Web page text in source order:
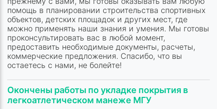
помощь в планировании строительства спортивных
объектов, детских площадок и других мест, где
можно применять наши знания и умения. Мы готовы
проконсультировать вас в любой момент,
предоставить необходимые документы, расчеты,
коммерческие предложения. Спасибо, что вы
остаетесь с нами, не болейте!
Окончены работы по укладке покрытия в
легкоатлетическом манеже МГУ